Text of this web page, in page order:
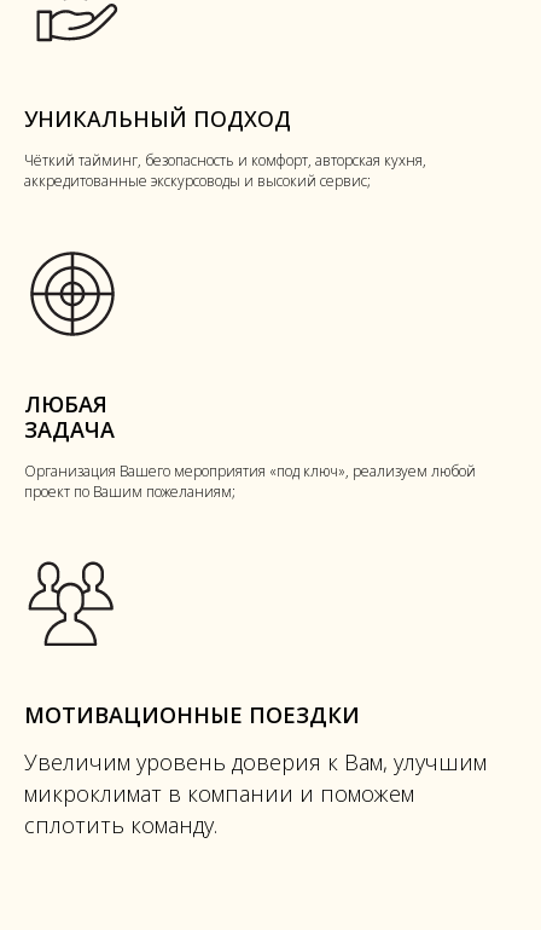
УНИКАЛЬНЫЙ ПОДХОД
Чёткий тайминг, безопасность и комфорт, авторская кухня,
аккредитованные экскурсоводы и высокий сервис;
ЛЮБАЯ
ЗАДАЧА
Организация Вашего мероприятия «под ключ», реализуем любой
проект по Вашим пожеланиям;
МОТИВАЦИОННЫЕ ПОЕЗДКИ
Увеличим уровень доверия к Вам, улучшим
микроклимат в компании и поможем
сплотить команду.